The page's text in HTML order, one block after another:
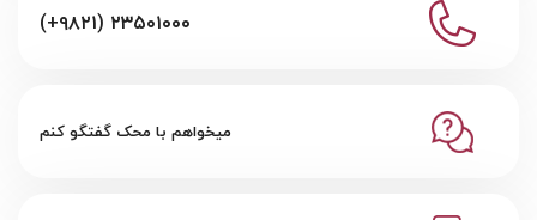
(+۹۸۲۱) ۲۳۵۰۱۰۰۰
میخواهم با محک گفتگو کنم